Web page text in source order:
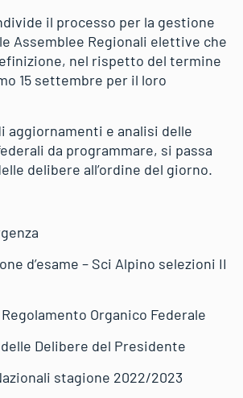
il processo per la gestione
Assemblee Regionali elettive che
nel rispetto del termine
15 settembre per il loro
aggiornamenti e analisi delle
da programmare, si passa
delibere all’ordine del giorno.
d’esame – Sci Alpino selezioni II
Organico Federale
delle Delibere del Presidente
stagione 2022/2023